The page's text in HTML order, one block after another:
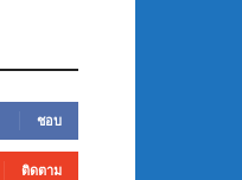
ชอบ
ติดตาม